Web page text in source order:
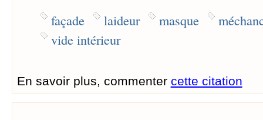
façade laideur masque
vide intérieur
En savoir plus, commenter cette citation